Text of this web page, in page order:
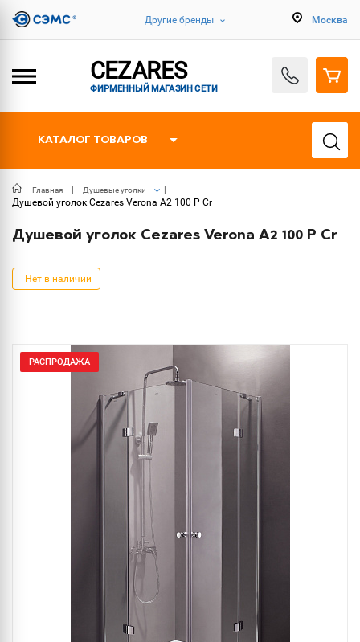
Другие бренды Москва
CEZARES
ФИРМЕННЫЙ МАГАЗИН СЕТИ
КАТАЛОГ ТОВАРОВ
Главная Душевые уголки
Душевой уголок Cezares Verona A2 100 P Cr
Душевой уголок Cezares Verona A2 100 P Cr
Нет в наличии
РАСПРОДАЖА